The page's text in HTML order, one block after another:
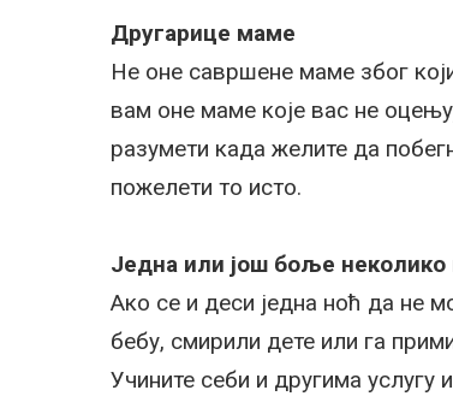
Другарице маме
Не оне савршене маме због
вам оне маме које вас не
разумети када желите да
пожелети то исто.
Једна или још боље неколико
Ако се и деси једна ноћ да не
бебу, смирили дете или га
Учините себи и другима услугу